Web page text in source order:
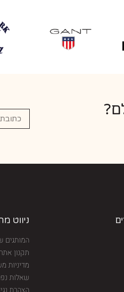
ניווט
המותגים
תקנון אתר
מדיניות
שאלות